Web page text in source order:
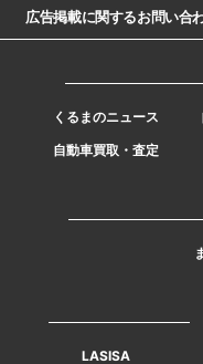
広告掲載に関するお問い合
くるまのニュース
自動車買取・査定
LASISA